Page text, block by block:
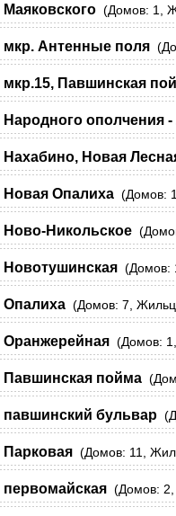
Маяковского (Домов: 1,
мкр. Антенные поля
мкр.15, Павшинская
Народного ополчения -
Нахабино, Новая
Новая Опалиха (Домов:
Ново-Никольское
Новотушинская (Домов:
Опалиха (Домов: 7,
Оранжерейная (Домов:
Павшинская пойма
павшинский бульвар
Парковая (Домов: 11,
первомайская (Домов: